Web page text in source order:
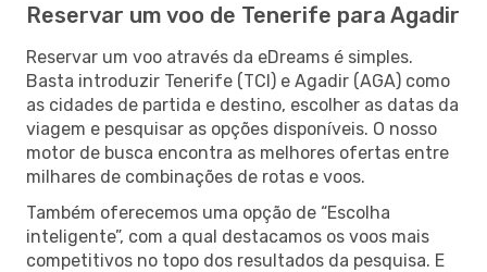
Reservar um voo de Tenerife para Agadir
Reservar um voo através da eDreams é simples.
Basta introduzir Tenerife (TCI) e Agadir (AGA) como
as cidades de partida e destino, escolher as datas da
viagem e pesquisar as opções disponíveis. O nosso
motor de busca encontra as melhores ofertas entre
milhares de combinações de rotas e voos.
Também oferecemos uma opção de “Escolha
inteligente”, com a qual destacamos os voos mais
competitivos no topo dos resultados da pesquisa. E